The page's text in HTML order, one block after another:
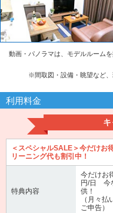
動画・パノラマは、モデルルーム
※間取図・設備・眺望など
利用料金
＜スペシャルSALE＞今だけ
リーニング代も割引中！
特典内容
今だけ
円/日 今
供！
（月々
ご申告）